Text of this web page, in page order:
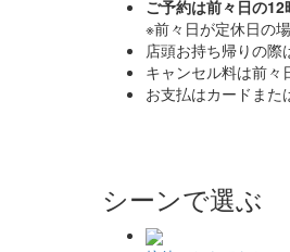
ご予約は前々日の12
※前々日が定休日の
店頭お持ち帰りの際
キャンセル料は前々
お支払はカードまた
シーンで選ぶ